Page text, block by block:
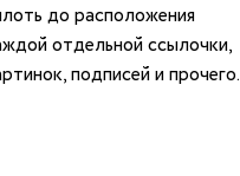
до расположения
отдельной ссылочки,
подписей и прочего.